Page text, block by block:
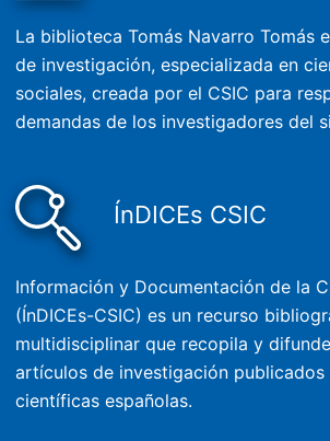
La biblioteca Tomás Navarro Tomás
de investigación, especializada en
sociales, creada por el CSIC para
demandas de los investigadores del
ÍnDICEs CSIC
Información y Documentación de la
(ÍnDICEs-CSIC) es un recurso
multidisciplinar que recopila y
artículos de investigación publicados
científicas españolas.